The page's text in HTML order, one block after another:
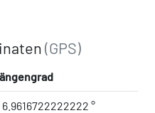
(GPS)
6.9616722222222 °